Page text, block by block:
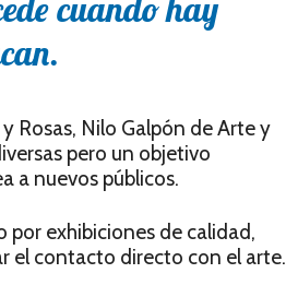
cuando hay
Rosas, Nilo Galpón de Arte y
pero un objetivo
a nuevos públicos.
por exhibiciones de calidad,
el contacto directo con el arte.